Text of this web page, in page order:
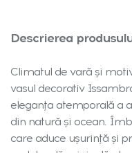
Descrierea
Climatul de vară și
vasul decorativ
eleganța atemporală a
din natură și ocean.
care aduce ușurință și